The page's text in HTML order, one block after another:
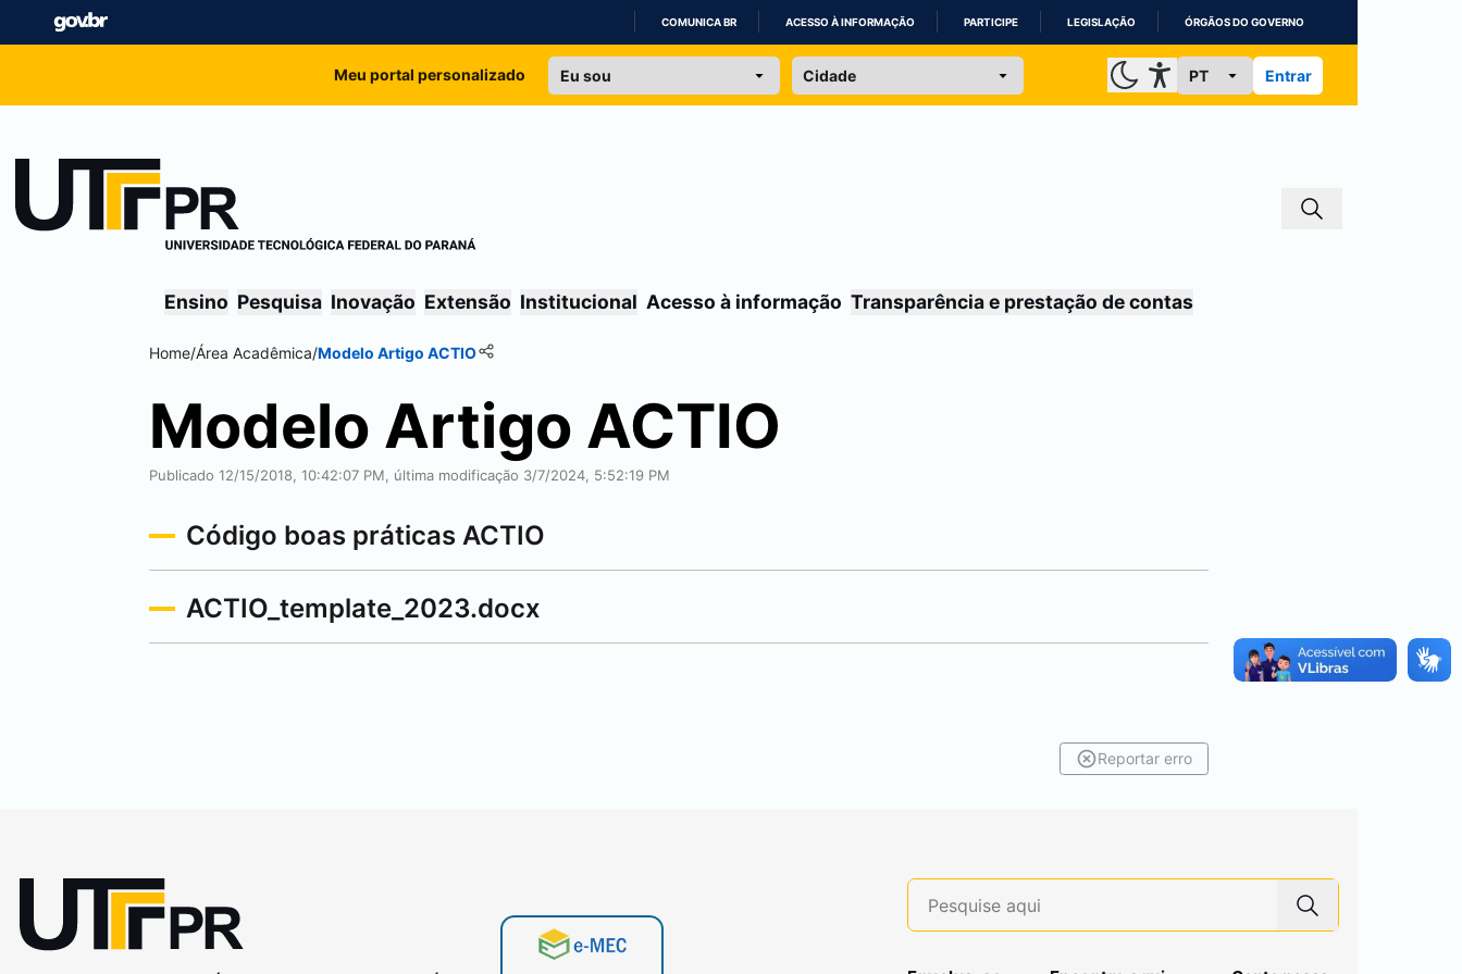
IR
COMUNICA BR ACESSO À INFORMAÇÃO PARTICIPE LEGISLAÇÃO ÓRGÃOS DO GOVERNO
Meu portal personalizado Entrar
Ensino Pesquisa Inovação Extensão Institucional Acesso à informação Transparência e prestação de contas
Home/Área Acadêmica/Modelo Artigo ACTIO
Modelo Artigo ACTIO
Publicado 12/15/2018, 10:42:07 PM, última modificação 3/7/2024, 5:52:19 PM
Código boas práticas ACTIO
ACTIO_template_2023.docx
Reportar erro